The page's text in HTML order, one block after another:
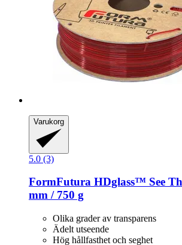
Varukorg
5.0 (3)
FormFutura HDglass™ See
mm / 750 g
Olika grader av transparens
Ädelt utseende
Hög hållfasthet och seghet